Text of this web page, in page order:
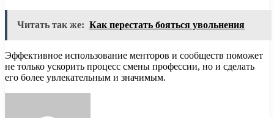
Читать так же: Как перестать бояться увольнения
Эффективное использование менторов и сообществ поможет
не только ускорить процесс смены профессии, но и сделать
его более увлекательным и значимым.